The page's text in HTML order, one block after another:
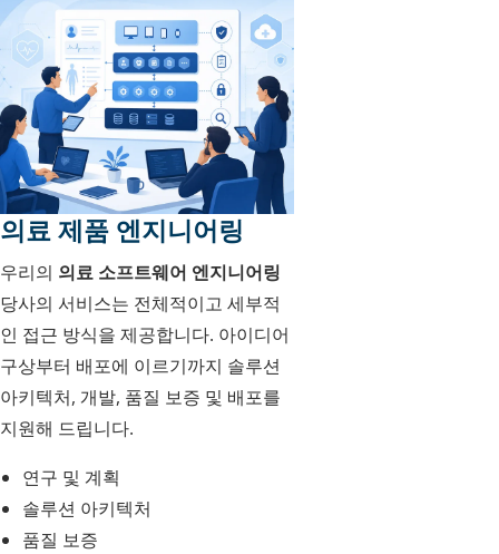
의료 제품 엔지니어링
우리의 의료 소프트웨어 엔지니어링
당사의 서비스는 전체적이고 세부적
인 접근 방식을 제공합니다. 아이디어
구상부터 배포에 이르기까지 솔루션
아키텍처, 개발, 품질 보증 및 배포를
지원해 드립니다.
연구 및 계획
솔루션 아키텍처
품질 보증